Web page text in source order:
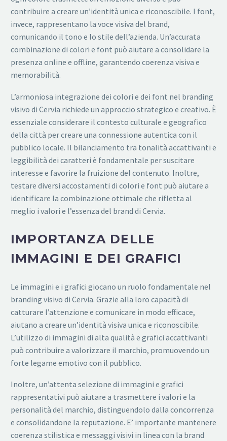
contribuire a creare un’identità unica e riconoscibile. I font,
invece, rappresentano la voce visiva del brand,
comunicando il tono e lo stile dell’azienda. Un’accurata
combinazione di colori e font può aiutare a consolidare la
presenza online e offline, garantendo coerenza visiva e
memorabilità.
L’armoniosa integrazione dei colori e dei font nel branding
visivo di Cervia richiede un approccio strategico e creativo. È
essenziale considerare il contesto culturale e geografico
della città per creare una connessione autentica con il
pubblico locale. Il bilanciamento tra tonalità accattivanti e
leggibilità dei caratteri è fondamentale per suscitare
interesse e favorire la fruizione del contenuto. Inoltre,
testare diversi accostamenti di colori e font può aiutare a
identificare la combinazione ottimale che rifletta al
meglio i valori e l’essenza del brand di Cervia.
IMPORTANZA DELLE
IMMAGINI E DEI GRAFICI
Le immagini e i grafici giocano un ruolo fondamentale nel
branding visivo di Cervia. Grazie alla loro capacità di
catturare l’attenzione e comunicare in modo efficace,
aiutano a creare un’identità visiva unica e riconoscibile.
L’utilizzo di immagini di alta qualità e grafici accattivanti
può contribuire a valorizzare il marchio, promuovendo un
forte legame emotivo con il pubblico.
Inoltre, un’attenta selezione di immagini e grafici
rappresentativi può aiutare a trasmettere i valori e la
personalità del marchio, distinguendolo dalla concorrenza
e consolidandone la reputazione. E’ importante mantenere
coerenza stilistica e messaggi visivi in linea con la brand